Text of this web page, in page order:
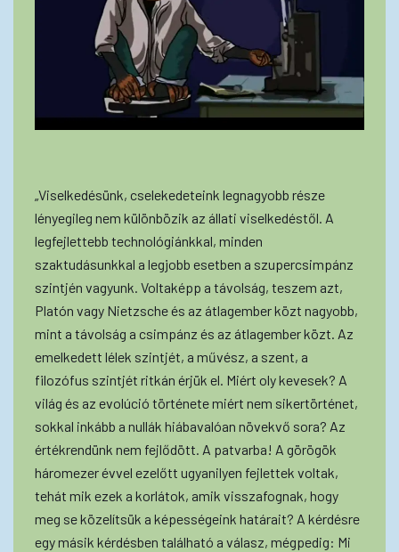
„Viselkedésünk, cselekedeteink legnagyobb része
lényegileg nem különbözik az állati viselkedéstől. A
legfejlettebb technológiánkkal, minden
szaktudásunkkal a legjobb esetben a szupercsimpánz
szintjén vagyunk. Voltaképp a távolság, teszem azt,
Platón vagy Nietzsche és az átlagember közt nagyobb,
mint a távolság a csimpánz és az átlagember közt. Az
emelkedett lélek szintjét, a művész, a szent, a
filozófus szintjét ritkán érjük el. Miért oly kevesek? A
világ és az evolúció története miért nem sikertörténet,
sokkal inkább a nullák hiábavalóan növekvő sora? Az
értékrendünk nem fejlődött. A patvarba! A görögök
háromezer évvel ezelőtt ugyanilyen fejlettek voltak,
tehát mik ezek a korlátok, amik visszafognak, hogy
meg se közelítsük a képességeink határait? A kérdésre
egy másik kérdésben található a válasz, mégpedig: Mi